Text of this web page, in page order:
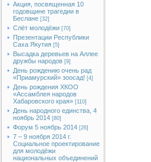
Акция, посвященная 10
годовщине трагедии в
Беслане [32]
Слёт молодёжи [70]
Презентации Республики
Саха Якутия [5]
Высадка деревьев на Аллее
дружбы народов [9]
День рождению очень рад
«Приамурский» зоосад! [4]
День рождения ХКОО
«Ассамблея народов
Хабаровского края» [110]
День народного единства, 4
ноябрь 2014 [80]
Форум 5 ноябрь 2014 [26]
7 – 9 ноября 2014 г.
Социальное проектирование
для молодёжи
национальных объединений